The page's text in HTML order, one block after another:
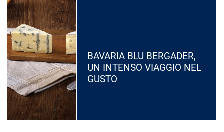
BAVARIA BLU BERGADER,
UN INTENSO VIAGGIO NEL
GUSTO